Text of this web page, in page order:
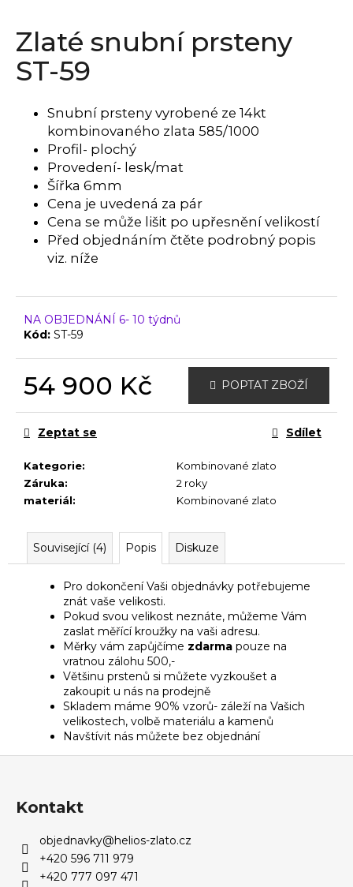
Zlaté snubní prsteny
ST-59
Snubní prsteny vyrobené ze 14kt
kombinovaného zlata 585/1000
Profil- plochý
Provedení- lesk/mat
Šířka 6mm
Cena je uvedená za pár
Cena se může lišit po upřesnění velikostí
Před objednáním čtěte podrobný popis
viz. níže
NA OBJEDNÁNÍ 6- 10 týdnů
Kód: ST-59
54 900 Kč POPTAT ZBOŽÍ
Kategorie:
Kombinované zlato
Záruka:
2 roky
materiál: Kombinované zlato
Zeptat se Sdílet
Související (4) Popis Diskuze
Pro dokončení Vaši objednávky potřebujeme
znát vaše velikosti.
Pokud svou velikost neznáte, můžeme Vám
zaslat měřící kroužky na vaši adresu.
Měrky vám zapůjčíme zdarma pouze na
vratnou zálohu 500,-
Většinu prstenů si můžete vyzkoušet a
zakoupit u nás na prodejně
Skladem máme 90% vzorů- záleží na Vašich
velikostech, volbě materiálu a kamenů
Navštívit nás můžete bez objednání
j
í
t
HLEDAT
u
č
e
m
e
Kontakt
objednavky@helios-zlato.cz
+420 596 711 979
+420 777 097 471